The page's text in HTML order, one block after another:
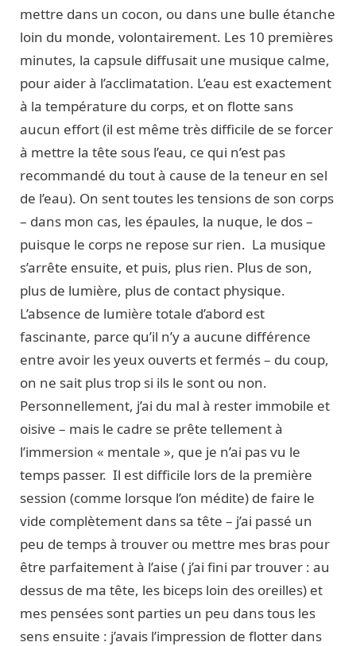
mettre dans un cocon, ou dans une bulle étanche
loin du monde, volontairement. Les 10 premières
minutes, la capsule diffusait une musique calme,
pour aider à l’acclimatation. L’eau est exactement
à la température du corps, et on flotte sans
aucun effort (il est même très difficile de se forcer
à mettre la tête sous l’eau, ce qui n’est pas
recommandé du tout à cause de la teneur en sel
de l’eau). On sent toutes les tensions de son corps
– dans mon cas, les épaules, la nuque, le dos –
puisque le corps ne repose sur rien. La musique
s’arrête ensuite, et puis, plus rien. Plus de son,
plus de lumière, plus de contact physique.
L’absence de lumière totale d’abord est
fascinante, parce qu’il n’y a aucune différence
entre avoir les yeux ouverts et fermés – du coup,
on ne sait plus trop si ils le sont ou non.
Personnellement, j’ai du mal à rester immobile et
oisive – mais le cadre se prête tellement à
l’immersion « mentale », que je n’ai pas vu le
temps passer. Il est difficile lors de la première
session (comme lorsque l’on médite) de faire le
vide complètement dans sa tête – j’ai passé un
peu de temps à trouver ou mettre mes bras pour
être parfaitement à l’aise ( j’ai fini par trouver : au
dessus de ma tête, les biceps loin des oreilles) et
mes pensées sont parties un peu dans tous les
sens ensuite : j’avais l’impression de flotter dans